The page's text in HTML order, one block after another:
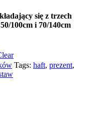
się z trzech
100cm i 70/140cm
Tags: haft, prezent,